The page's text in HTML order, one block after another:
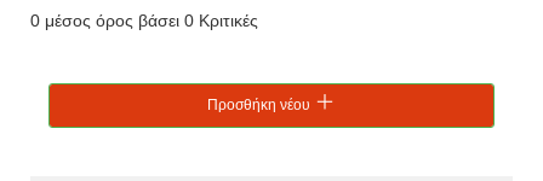
0 μέσος όρος βάσει 0 Κριτικές
Προσθήκη νέου